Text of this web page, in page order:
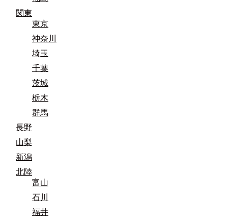
関東
東京
神奈川
埼玉
千葉
茨城
栃木
群馬
長野
山梨
新潟
北陸
富山
石川
福井